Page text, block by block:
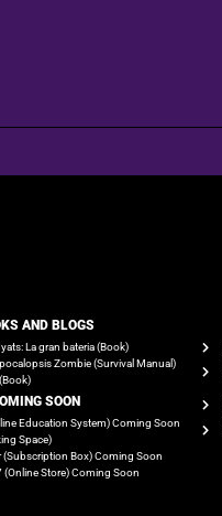
AND BLOGS​
La gran bateria (Book)
Zombie (Survival Manual)
SOON
Education System) Coming Soon
Space)
(Subscription Box) Coming Soon
Store) Coming Soon